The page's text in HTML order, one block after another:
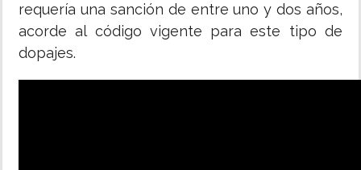
requería una sanción de entre uno y dos años,
acorde al código vigente para este tipo de
dopajes.